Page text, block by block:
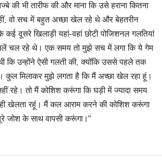
की भी तारीफ की और माना कि उसे हराना कितना
वो सच में बहुत अच्छा खेल रहे थे और बेहतरीन
दूसरे खिलाड़ी यहां-वहां छोटी पोजिशनल गलतियां
चल रहे थे। एक समय तो मुझे सच में लगा कि ये गेम
कि उन्होंने ऐसी गलती की, क्योंकि उससे पहले तक
कुल मिलाकर मुझे लगता है कि मैं अच्छा खेल रहा हूं।
रहे। तो मैं कोशिश करूंगा कि घड़ी में ज्यादा समय
खेलता रहूं। मैं कल आराम करने की कोशिश करूंगा
जोश के साथ वापसी करूंगा।"